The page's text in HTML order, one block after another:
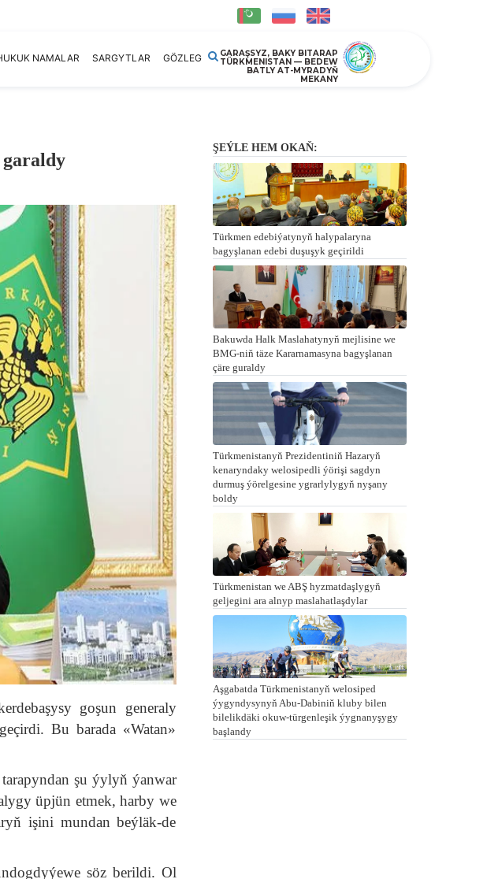
NAMALAR SARGYTLAR GÖZLEG
GARAŞSYZ, BAKY BITARAP
TÜRKMENISTAN — BEDEW
BATLY AT-MYRADYŇ
MEKANY
goşun generaly
Bu barada «Watan»
şu ýylyň ýanwar
üpjün etmek, harby we
işini mundan beýläk-de
söz berildi. Ol
ŞEÝLE HEM OKAŇ:
Türkmen edebiýatynyň halypalaryna
bagyşlanan edebi duşuşyk geçirildi
Bakuwda Halk Maslahatynyň mejlisine we
BMG-niň täze Kararnamasyna bagyşlanan
çäre guraldy
Türkmenistanyň Prezidentiniň Hazaryň
kenaryndaky welosipedli ýörişi sagdyn
durmuş ýörelgesine ygrarlylygyň nyşany
boldy
Türkmenistan we ABŞ hyzmatdaşlygyň
geljegini ara alnyp maslahatlaşdylar
Aşgabatda Türkmenistanyň welosiped
ýygyndysynyň Abu-Dabiniň kluby bilen
bilelikdäki okuw-türgenleşik ýygnanyşygy
başlandy